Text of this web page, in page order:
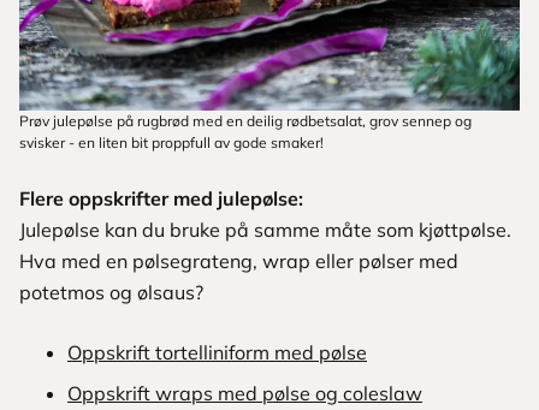
Prøv julepølse på rugbrød med en deilig rødbetsalat, grov sennep og
svisker - en liten bit proppfull av gode smaker!
Flere oppskrifter med julepølse:
Julepølse kan du bruke på samme måte som kjøttpølse.
Hva med en pølsegrateng, wrap eller pølser med
potetmos og ølsaus?
Oppskrift tortelliniform med pølse
Oppskrift wraps med pølse og coleslaw